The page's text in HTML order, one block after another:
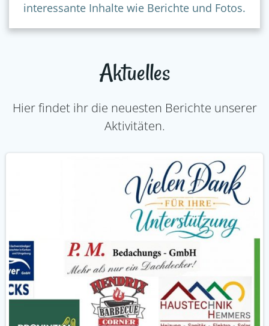
interessante Inhalte wie Berichte und Fotos.
Aktuelles
Hier findet ihr die neuesten Berichte unserer
Aktivitäten.